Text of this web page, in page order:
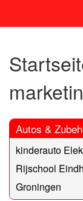
Autos &
kinderauto
Rijschool
Groningen